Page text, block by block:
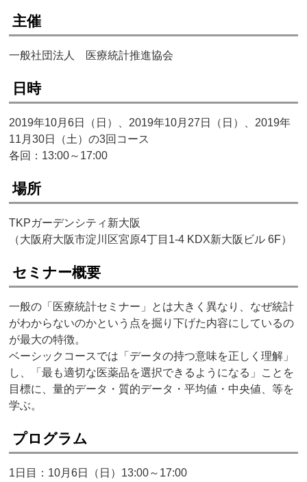
主催
一般社団法人 医療統計推進協会
日時
2019年10月6日（日）、2019年10月27日（日）、2019年
11月30日（土）の3回コース
各回：13:00～17:00
場所
TKPガーデンシティ新大阪
（大阪府大阪市淀川区宮原4丁目1-4 KDX新大阪ビル 6F）
セミナー概要
一般の「医療統計セミナー」とは大きく異なり、なぜ統計
がわからないのかという点を掘り下げた内容にしているの
が最大の特徴。
ベーシックコースでは「データの持つ意味を正しく理解」
し、「最も適切な医薬品を選択できるようになる」ことを
目標に、量的データ・質的データ・平均値・中央値、等を
学ぶ。
プログラム
1日目：10月6日（日）13:00～17:00